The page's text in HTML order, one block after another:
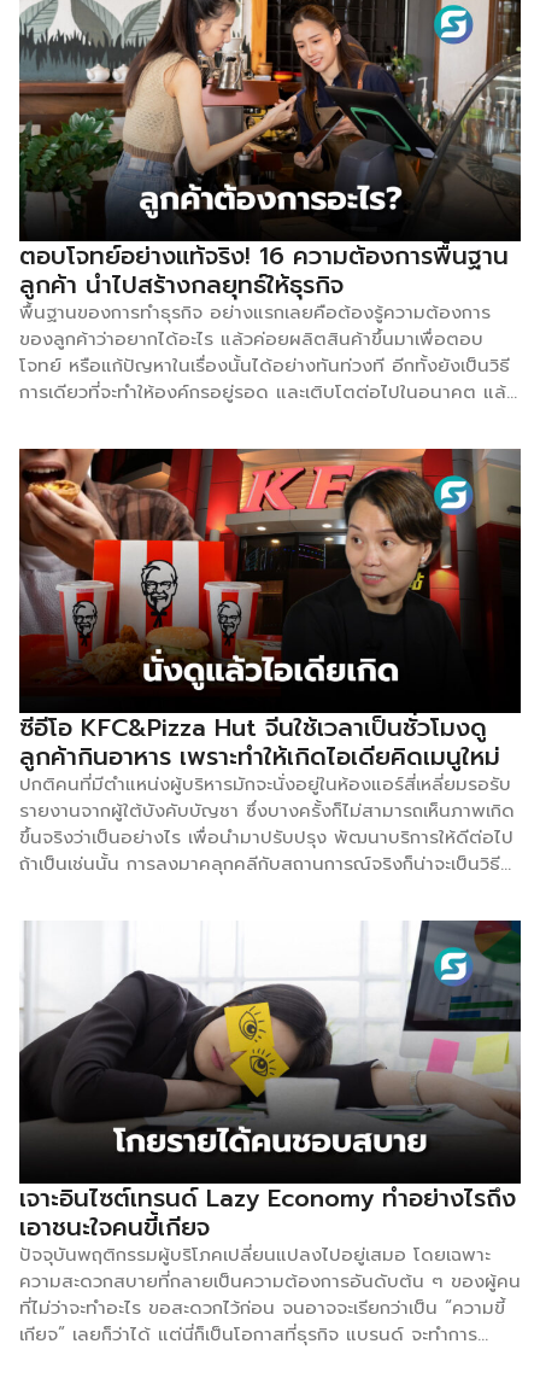
อย่างถูกต้องสามารถช่วยให้ผู้ขายเพิ่มความสัมพันธ์กับลูกค้า และ
เพิ่มโอกาสที่จะขายสินค้า และบริการที่ทำอยู่ได้ โดยต้องเลือกเวลา
ที่เหมาะสมในการพูดคุยเพื่อนำไปสู่เป้าหมาย ผ่านกลยุทธ์ดังต่อไป
นี้ 1.เสนอทางเลือก หากลูกค้าพอใจกับข้อเสนอที่พูดคุยกันอยู่แล้ว
อาจเสนอทางเลือกเพื่อให้ลูกค้าตัดสินใจซื้อ แต่ต้องมั่นใจแล้วว่า
ลูกค้าตอบรับสินค้าหรือบริการแล้วถึงจะใช้กลยุทธ์นี้ได้ เพราะการมี
ตัวเลือกจะทำให้เกิดการเปรียบเทียบทำให้ลูกค้าตัดสินใจที่จะตอบ
ตกลงว่าจะเลือกสินค้าชิ้นไหน ตัวอย่าง: หากเป็นสินค้าหรือบริการ
ที่มีลักษณะเป็น “แพ็คเกจ” ให้อธิบายว่าแต่ละแพ็คเกจมีความแตก
ต่างกันอย่างไร หลังจากนั้นให้ถามลูกค้าว่าจะเลือกแบบไหน 2.ชี้ถึง
อุปสรรค หากลูกค้าเกิดความลังเลเกี่ยวกับการขาย ลองสอบถาม
ดูว่าอะไรเป็นอุปสรรคที่ยังไม่ตัดสินใจซื้อสินค้า ต่อไปก็เป็นหน้าที่
ของผู้ขายแล้วว่าจะมีวิธีจัดการกับข้อจำกัดเหล่านั้นอย่างไร เพื่อ
โน้มน้าวใจให้ลูกค้ากลับมาซื้ออีกครั้ง ซึ่งเรื่องนี้ต้องทำการบ้าน
ศึกษาดูรายละเอียดสินค้าหรือบริการที่มีอยู่ให้ดี ตัวอย่าง: พูดคุย
สินค้า หากสามารถแก้ไขเหตุผลนั้นได้ จะต้องใช้เวลานานเท่าไหร่
เพื่อกลับมาพิจารณาสินค้าของเราอีกครั้ง 3.สอบถามขั้นตอนต่อ
ไป วิธีที่แยบยลอันชาญฉลาดเพื่อลูกค้าซื้อสินค้า คือการขอให้
ลูกค้าอธิบายขั้นตอนต่าง ๆ เกี่ยวกับวิธีการตัดสินใจซื้อจนได้ราย
ละเอียดที่ชัดเจน และนำข้อมูลเหล่านี้กลับมาพัฒนาสินค้าหรือ
บริการให้มีประสิทธิภาพ ตอบโจทย์ความต้องการที่อยากจะได้
ตัวอย่าง: ลองยกสินค้าหนึ่งชิ้นขึ้นมา แล้วถามว่าหากคุณตัดสินใจ
ซื้อสินค้าประเภท จะมีขั้นตอนอย่างไรบ้าง ใช้เวลานานเท่าไหร่ใน
การตอบตกลงซื้อ 4.ทำข้อตกลง ปัจจัยที่มีอิทธิพลต่อผู้ซื้อไม่ได้
ซับซ้อนอะไร เพียงแค่สินค้าและบริการของคุณมีประโยชน์กับพวก
เขาอย่างไร โดยผู้ขายมีหน้าที่กระตุ้นให้พวกเขาเห็นด้วยกับสิ่งที่
กำลังเสนออยู่ อย่างไรก็ตาม เทคนิคนี้อาจเป็นประโยชน์กับลูกค้าที่
แสดงความสนใจในผลิตภัณฑ์หรือบริการของคุณอยู่แล้ว […]
ตอบโจทย์อย่างแท้จริง! 16 ความต้องการพื้นฐาน
ลูกค้า นำไปสร้างกลยุทธ์ให้ธุรกิจ
พื้นฐานของการทำธุรกิจ อย่างแรกเลยคือต้องรู้ความต้องการ
ของลูกค้าว่าอยากได้อะไร แล้วค่อยผลิตสินค้าขึ้นมาเพื่อตอบ
โจทย์ หรือแก้ปัญหาในเรื่องนั้นได้อย่างทันท่วงที อีกทั้งยังเป็นวิธี
การเดียวที่จะทำให้องค์กรอยู่รอด และเติบโตต่อไปในอนาคต แล้ว
เป็นผลมาจากการทำงานอันพิถีพิถันของวิวัฒนาการ เป็นระยะเวลา
นับพันปีที่เกิดการขัดเกลาสมองให้ดีขึ้นเพื่อเป้าหมายให้อยู่รอดใน
โลกที่เต็มไปด้วยภัยอันตราย แน่นอนว่าการผลิตสินค้าหรือบริการ
ออกมา หากนำไปเทียบเคียงกับความต้องการพื้นฐานของมนุษย์จะ
ต้องมีความเข้าใจเรื่องของปัญหาที่เกิดขึ้น เป็นตัวช่วยที่จะนำพา
หลุดพ้นจากความทุกข์ พร้อมมอบความสุขไปพร้อมกัน
Steven Reiss นักจิตวิทยาชาวอเมริกัน ได้ศึกษาความต้องการ
ของมนุษย์มาเป็นระยะเวลาหลายปี โดยเป็นการสำรวจครั้งใหญ่จาก
ผู้ตอบแบบสอบถามมากกว่า 6,000 คน จาก 4 ทวีป ซึ่งพบว่า
ผู้คนไม่ว่าจะเชื้อชาติ ภาษา ศาสนา ความเชื่อ หรืออยู่ในสถานที่
อาศัยแบบใด ต่างมีความต้องการพื้นฐาน 16 ประการเหมือนกัน
ดังนี้ 1.Power: พลัง อำนาจ 2.Independence: ความเป็นอิสระ
3.Curiosity: ความอยากรู้ 4.Acceptance: การยอมรับ 5.
Order: คำสั่ง 6.Saving: ความประหยัด 7.Honour: ความเคารพ
นับถือ 8.Idealism: อุดมคติ 9.Social Contact: […]
ซีอีโอ KFC&Pizza Hut จีนใช้เวลาเป็นชั่วโมงดู
ลูกค้ากินอาหาร เพราะทำให้เกิดไอเดียคิดเมนูใหม่
ปกติคนที่มีตำแหน่งผู้บริหารมักจะนั่งอยู่ในห้องแอร์สี่เหลี่ยมรอรับ
รายงานจากผู้ใต้บังคับบัญชา ซึ่งบางครั้งก็ไม่สามารถเห็นภาพเกิด
ขึ้นจริงว่าเป็นอย่างไร เพื่อนำมาปรับปรุง พัฒนาบริการให้ดีต่อไป
ถ้าเป็นเช่นนั้น การลงมาคลุกคลีกับสถานการณ์จริงก็น่าจะเป็นวิธี
ต้องการของลูกค้าได้อย่างมีประสิทธิภาพ Joey Wat ซีอีโอ Yum
บริษัทเจ้าของ KFC, Pizza Hut, Taco Bell ในประเทศจีนใช้วิธี
การที่ไม่ธรรมดาในการออกเมนูหรือบริการใหม่ ๆ ด้วยการใช้เวลา
นั่งในร้านอาหารนานหลายชั่วโมงเพื่อดูลูกค้ากินอาหาร เพราะทำให้
ได้รับข้อมูลเชิงลึกที่สำคัญเกี่ยวกับพฤติกรรมผู้บริโภค Wat
พูดที่งาน 2024 Fortune Global Forum ว่าเธอได้วางแนวทาง
เลือกร้านอาหารในเครือ Yum และใช้เวลา 2-3 ชั่วโมงดูลูกค้ากิน
อาหาร โดยช่วงเวลานี้ทำให้เกิดไอเดียคิดเมนูใหม่ ๆ เช่น เบอร์
เกอร์มันบด ซึ่งเกิดจากการสังเกตดูเด็กกินไก่ทอด และมักจะกินมัน
บด ไม่เพียงเท่านั้น ยังพบว่า Gen Z ชอบจุ่มไก่ทอดลงในมันฝรั่ง
บด “สิ่งที่เราทำได้ด้วยความเข้าใจคือการกำจัดกระดูก เราจึงเปิด
ตัวเบอร์เกอร์มันบดไร้กระดูกในประเทศจีน” Wat บอกต่อว่า
บางสิ่งบางอย่างสามารถสังเกตได้โดยตรงจากลูกค้า และบาง
ครั้งการพูดคุยกับผู้จัดการร้านก็อาจช่วยคุณได้ สำหรับธุรกิจ
Yum […]
เจาะอินไซต์เทรนด์ Lazy Economy ทำอย่างไรถึง
เอาชนะใจคนขี้เกียจ
ปัจจุบันพฤติกรรมผู้บริโภคเปลี่ยนแปลงไปอยู่เสมอ โดยเฉพาะ
ความสะดวกสบายที่กลายเป็นความต้องการอันดับต้น ๆ ของผู้คน
ที่ไม่ว่าจะทำอะไร ขอสะดวกไว้ก่อน จนอาจจะเรียกว่าเป็น “ความขี้
เกียจ” เลยก็ว่าได้ แต่นี่ก็เป็นโอกาสที่ธุรกิจ แบรนด์ จะทำการ